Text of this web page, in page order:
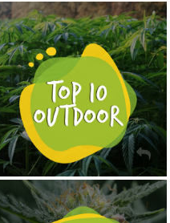
NASIONA MARIHUANY TOP 10 OUTDOOR
KUP TERAZ
MOCNE ODMIANY MARIHUANY THC OD 24 - 37%
KUP TERAZ